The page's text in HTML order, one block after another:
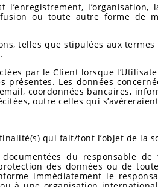
ou toute autre forme de
telles que stipulées aux
par le Client lorsque
présentes. Les données
coordonnées bancaires,
outre celles qui
qui fait/font l’objet de la
du responsable
des données ou de
immédiatement le